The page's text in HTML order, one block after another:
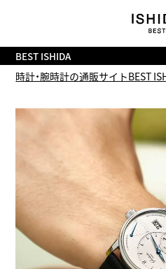
BEST ISHIDA
時計・腕時計の通販サイトBEST